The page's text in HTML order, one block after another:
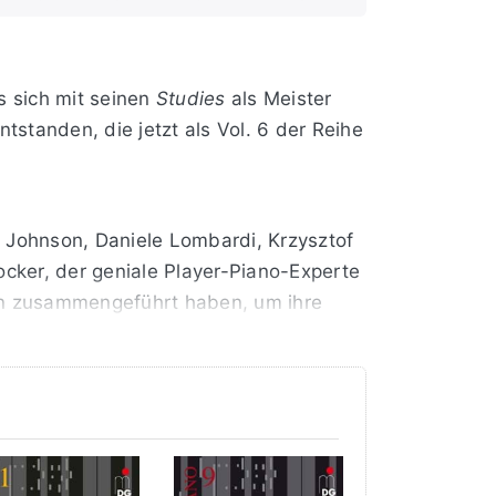
sich mit seinen Studies als Meister
die jetzt als Vol. 6 der Reihe
Daniele Lombardi, Krzysztof
der geniale Player-Piano-Experte
zusammengeführt haben, um ihre
Anatomie kaum zu. Ganz andere
Beliebig viele Töne in
die den einzelnen Ton in